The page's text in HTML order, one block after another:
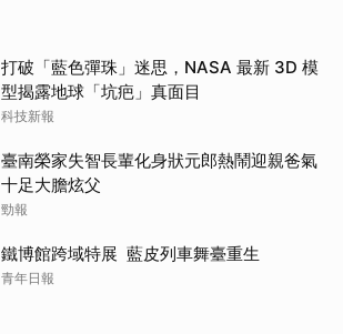
打破「藍色彈珠」迷思，NASA 最新 3D 模
型揭露地球「坑疤」真面目
科技新報
臺南榮家失智長輩化身狀元郎熱鬧迎親爸氣
十足大膽炫父
勁報
鐵博館跨域特展 藍皮列車舞臺重生
青年日報